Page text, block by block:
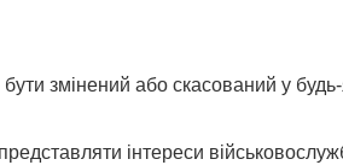
змінений або скасований у
інтереси